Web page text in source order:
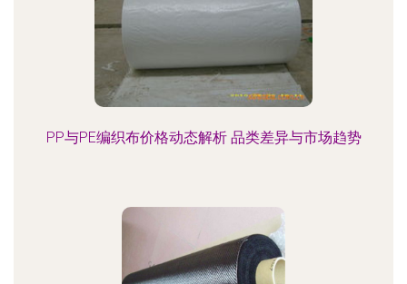
PP与PE编织布价格动态解析 品类差异与市场趋势